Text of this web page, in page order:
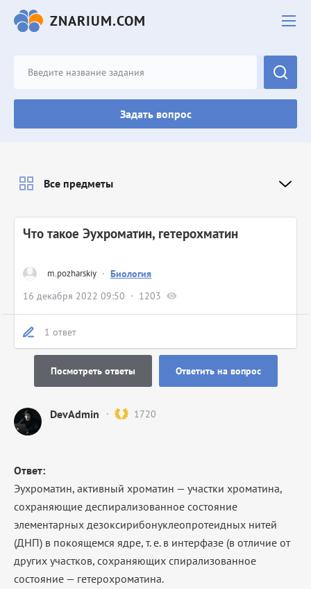
ZNARIUM.COM
Задать вопрос
m.pozharskiy · Биология
16 декабря 2022 09:50
1203
Что такое Эухроматин, гетерохматин ​
1 ответ
Посмотреть ответы Ответить на вопрос
DevAdmin 1720
Ответ:
Эухроматин, активный хроматин — участки хроматина,
сохраняющие деспирализованное состояние
элементарных дезоксирибонуклеопротеидных нитей
(ДНП) в покоящемся ядре, т. е. в интерфазе (в отличие от
других участков, сохраняющих спирализованное
состояние — гетерохроматина.
Все предметы